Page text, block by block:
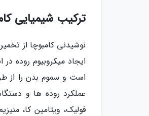
ترکیب شیمیایی
نوشیدنی کامبوچا از
ایجاد میکروبیوم روده
است و سموم بدن را از
فولیک، ویتامین کا،